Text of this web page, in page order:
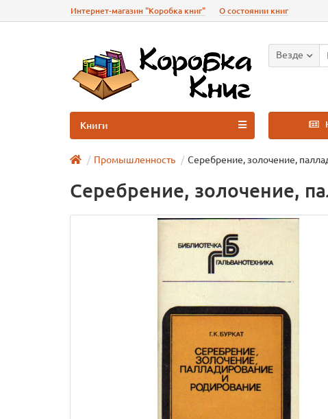
Интернет-магазин "Коробка книг" О состоянии книг
Везде
Книги
Промышленность Серебрение, золочение,
Серебрение, золочение,